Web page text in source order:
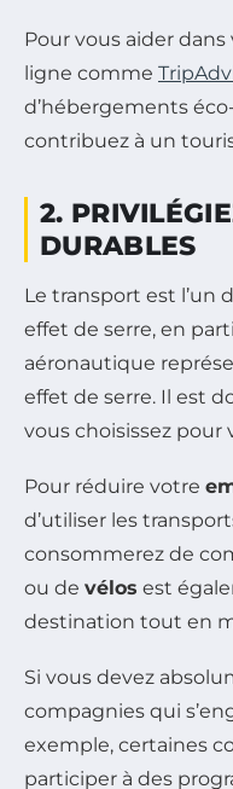
Pour vous aider
ligne comme
d’hébergements
contribuez à un
2.
DURABLES
Le transport est l’un
effet de serre, en
aéronautique
effet de serre. Il est
vous choisissez pour
Pour réduire votre
d’utiliser les
consommerez de
ou de vélos est
destination tout en
Si vous devez
compagnies qui
exemple, certaines
participer à des